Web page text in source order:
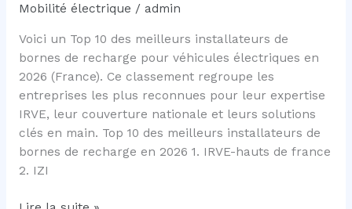
Mobilité électrique / admin
Voici un Top 10 des meilleurs installateurs de
bornes de recharge pour véhicules électriques en
2026 (France). Ce classement regroupe les
entreprises les plus reconnues pour leur expertise
IRVE, leur couverture nationale et leurs solutions
clés en main. Top 10 des meilleurs installateurs de
bornes de recharge en 2026 1. IRVE-hauts de france
2. IZI